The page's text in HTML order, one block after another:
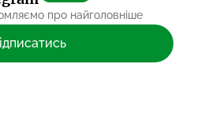
про найголовніше